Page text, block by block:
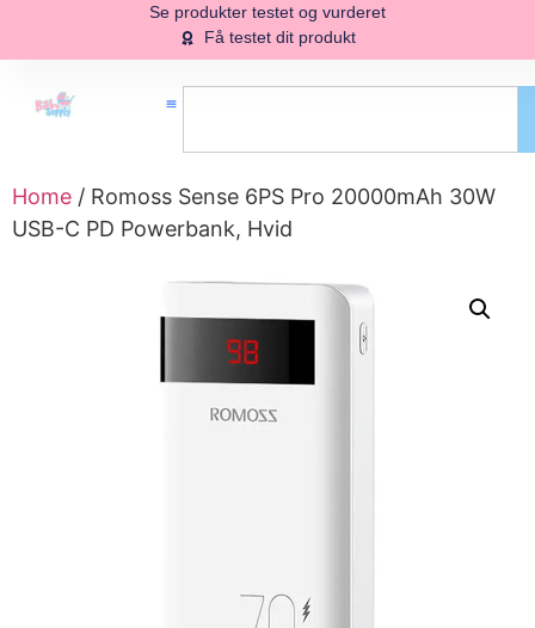
Se produkter testet og vurderet
Få testet dit produkt
Home / Romoss Sense 6PS Pro 20000mAh 30W
USB-C PD Powerbank, Hvid